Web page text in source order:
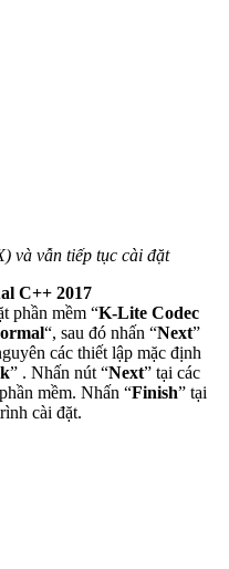
và vẫn tiếp tục cài đặt
C++ 2017
phần mềm “K-Lite Codec
“, sau đó nhấn “Next”
các thiết lập mặc định
” . Nhấn nút “Next” tại các
mềm. Nhấn “Finish” tại
cài đặt.